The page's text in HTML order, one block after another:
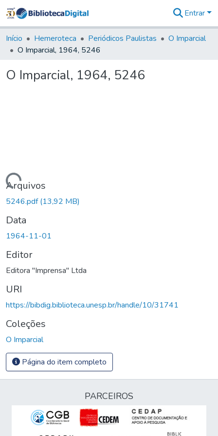
&
Coleções
Tudo na
Digital
Entrar
Início Hemeroteca Periódicos Paulistas
O Imparcial
O Imparcial, 1964, 5246
O Imparcial, 1964, 5246
Carregando...
Arquivos
5246.pdf(13,92 MB)
Data
1964-11-01
Editor
Editora "Imprensa" Ltda
URI
https://bibdig.biblioteca.unesp.br/handle/10/31741
Coleções
O Imparcial
Página do item completo
PARCEIROS